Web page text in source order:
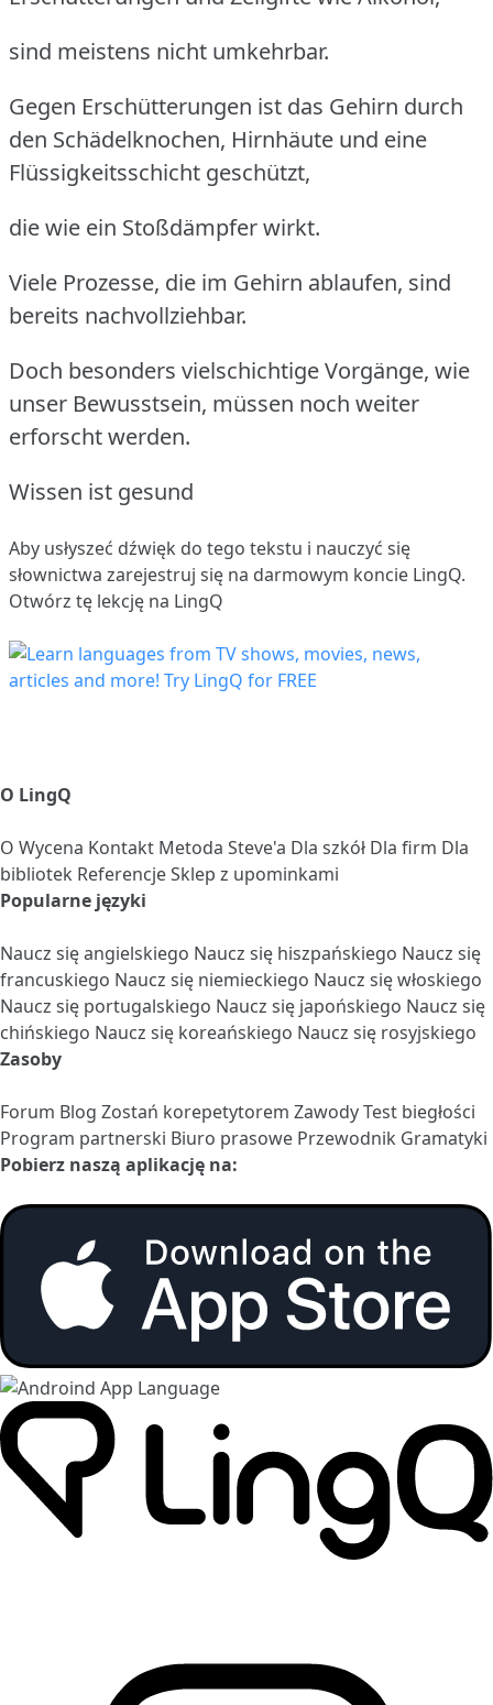
sind meistens nicht umkehrbar.
Gegen Erschütterungen ist das Gehirn durch
den Schädelknochen, Hirnhäute und eine
Flüssigkeitsschicht geschützt,
die wie ein Stoßdämpfer wirkt.
Viele Prozesse, die im Gehirn ablaufen, sind
bereits nachvollziehbar.
Doch besonders vielschichtige Vorgänge, wie
unser Bewusstsein, müssen noch weiter
erforscht werden.
Wissen ist gesund
Aby usłyszeć dźwięk do tego tekstu i nauczyć się
słownictwa zarejestruj się na darmowym koncie LingQ.
Otwórz tę lekcję na LingQ
O LingQ
O Wycena Kontakt Metoda Steve'a Dla szkół Dla firm Dla
bibliotek ReferencjeSklep z upominkami
Popularne języki
Naucz się angielskiego Naucz się hiszpańskiego Naucz się
francuskiego Naucz się niemieckiego Naucz się włoskiego
Naucz się portugalskiego Naucz się japońskiego Naucz się
chińskiego Naucz się koreańskiego Naucz się rosyjskiego
Zasoby
Forum Blog Zostań korepetytorem ZawodyTest biegłości
Program partnerski Biuro prasowe Przewodnik Gramatyki
Pobierz naszą aplikację na: